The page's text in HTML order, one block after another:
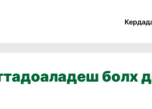
болх